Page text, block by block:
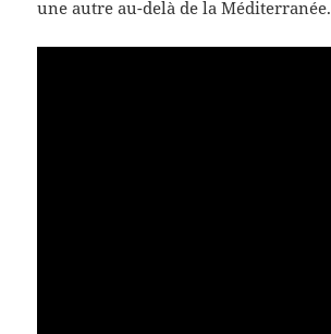
une autre au-delà de la Méditerranée.